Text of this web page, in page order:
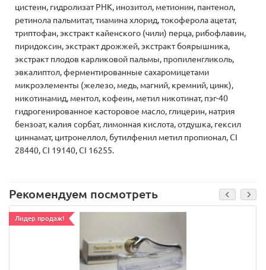
цистеин, гидролизат РНК, инозитол, метионин, пантенол,
ретинола пальмитат, тиамина хлорид, токоферола ацетат,
триптофан, экстракт кайенского (чили) перца, рибофлавин,
пиридоксин, экстракт дрожжей, экстракт боярышника,
экстракт плодов карликовой пальмы, пропиленгликоль,
эвкалиптол, ферментированные сахаромицетами
микроэлементы (железо, медь, магний, кремний, цинк),
никотинамид, ментол, кофеин, метил никотинат, пэг-40
гидрогенированное касторовое масло, глицерин, натрия
бензоат, калия сорбат, лимонная кислота, отдушка, гексил
циннамат, цитронеллол, бутилфенил метил пропионал, CI
28440, CI 19140, CI 16255.
Рекомендуем посмотреть
Лидер продаж!